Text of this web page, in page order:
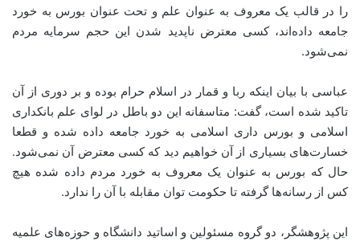
را در قالب یک معروف به عنوان علم و تحت عنوان بورس به خورد
جامعه داده‌اند، کسی معترض ناپدید شدن این حجم سرمایه مردم
نمی‌شود.
عباسی با بیان اینکه ربا و قمار در اسلام حرام بوده و بر دوری از آن
تاکید شده است، گفت: متاسفانه این دو باطل در لوای علم بانکداری
اسلامی و بورس داری اسلامی به خورد جامعه داده شده و قطعا
خسارت‌های بسیاری از آن خواهیم دید که کسی معترض آن نمی‌شود.
حال که بورس به عنوان یک معروف به خورد مردم داده شده هیچ
کس از رسانه‌ها گرفته تا حکومت توان مقابله با آن را ندارد.
این پژوهشگر، دو گروه مسئولین و اساتید دانشگاه و حوزه‌های علمیه